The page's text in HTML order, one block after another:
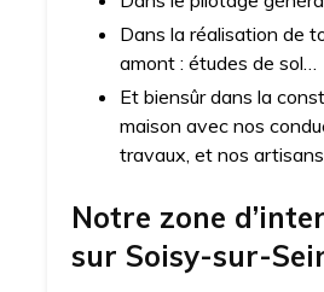
Dans la réalisation de
amont : études de sol…
Et biensûr dans la
maison avec nos
travaux, et nos
Notre zone
sur Soisy-sur-